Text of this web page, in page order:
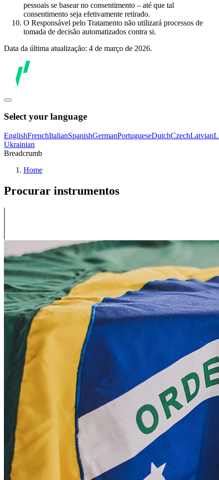
pessoais se basear no consentimento – até que tal
consentimento seja efetivamente retirado.
O Responsável pelo Tratamento não utilizará processos de
tomada de decisão automatizados contra si.
Data da última atualização: 4 de março de 2026.
Select your language
EnglishFrenchItalianSpanishGermanPortugueseDutchCzechLatvian
Ukrainian
Breadcrumb
Home
Procurar instrumentos